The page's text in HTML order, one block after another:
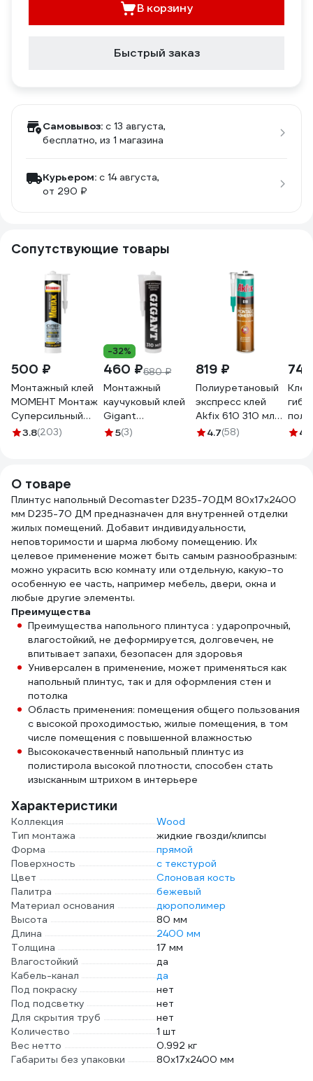
В корзину
Быстрый заказ
Самовывоз: c 13 августа,
бесплатно, из 1 магазина
Курьером: c 14 августа,
от 290 ₽
Сопутствующие товары
500 ₽
Монтажный клей
МОМЕНТ Монтаж
Суперсильный
Прозрачный 280 г
3.8(203)
-32%
460 ₽680 ₽
Монтажный
каучуковый клей
Gigant
прозрачный 310
5(3)
819 ₽
Полиуретановый
экспресс клей
Akfix 610 310 мл
GA400
4.7(58) 4.9
О товаре
Плинтус напольный Decomaster D235-70ДМ 80x17x2400
мм D235-70 ДМ предназначен для внутренней отделки
жилых помещений. Добавит индивидуальности,
неповторимости и шарма любому помещению. Их
целевое применение может быть самым разнообразным:
можно украсить всю комнату или отдельную, какую-то
особенную ее часть, например мебель, двери, окна и
любые другие элементы.
Преимущества
Преимущества напольного плинтуса : ударопрочный,
влагостойкий, не деформируется, долговечен, не
впитывает запахи, безопасен для здоровья
Универсален в применение, может применяться как
напольный плинтус, так и для оформления стен и
потолка
Область применения: помещения общего пользования
с высокой проходимостью, жилые помещения, в том
числе помещения с повышенной влажностью
Высококачественный напольный плинтус из
полистирола высокой плотности, способен стать
изысканным штрихом в интерьере
Характеристики
Коллекция
Wood
Тип монтажа
жидкие гвозди/клипсы
Форма
прямой
Поверхность
с текстурой
Цвет
Слоновая кость
Палитра
бежевый
Материал основания
дюрополимер
Высота
80 мм
Длина
2400 мм
Толщина
17 мм
Влагостойкий
да
Кабель-канал
да
Под покраску
нет
Под подсветку
нет
Для скрытия труб
нет
Количество
1 шт
Вес нетто
0.992 кг
Габариты без упаковки
80x17x2400 мм